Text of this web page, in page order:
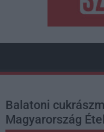
Balatoni
Magyarország